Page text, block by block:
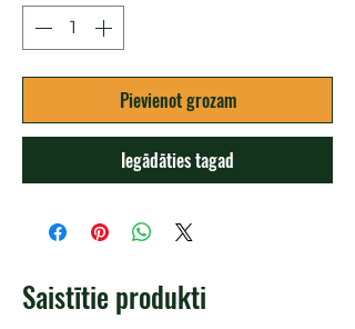
Pievienot grozam
Iegādāties tagad
Saistītie produkti